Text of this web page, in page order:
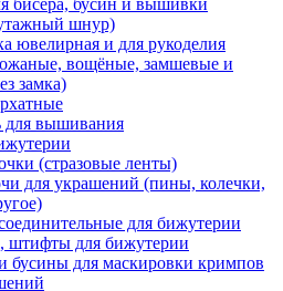
бисера, бусин и вышивки
шнур)
ювелирная и для рукоделия
вощёные, замшевые и
замка)
для вышивания
(стразовые ленты)
для украшений (пины, колечки,
для бижутерии
штифты для бижутерии
для маскировки кримпов